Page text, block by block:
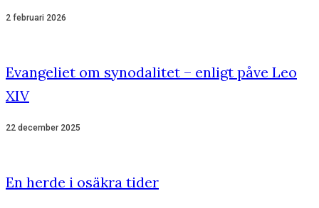
2 februari 2026
Evangeliet om synodalitet – enligt påve Leo
XIV
22 december 2025
En herde i osäkra tider